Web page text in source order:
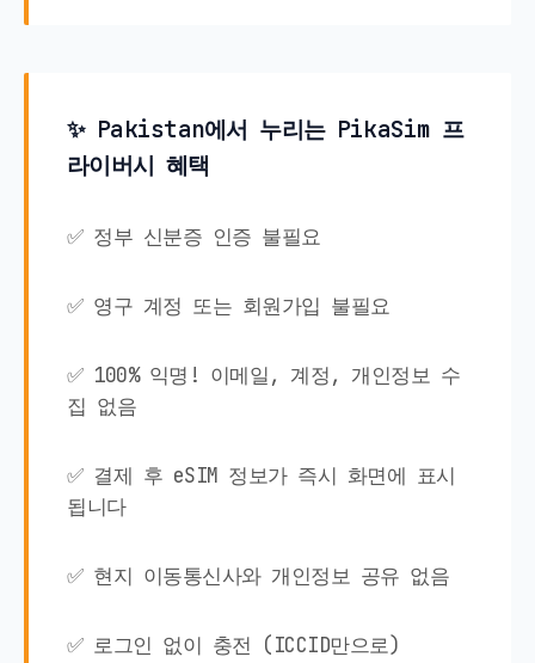
✨ Pakistan에서 누리는 PikaSim 프
라이버시 혜택
✅ 정부 신분증 인증 불필요
✅ 영구 계정 또는 회원가입 불필요
✅ 100% 익명! 이메일, 계정, 개인정보 수
집 없음
✅ 결제 후 eSIM 정보가 즉시 화면에 표시
됩니다
✅ 현지 이동통신사와 개인정보 공유 없음
✅ 로그인 없이 충전 (ICCID만으로)